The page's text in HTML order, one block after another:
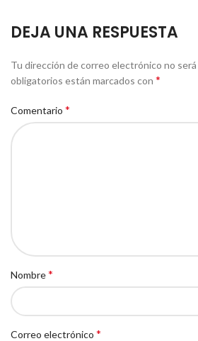
DEJA UNA RESPUESTA
Tu dirección de correo electrónico no será
obligatorios están marcados con *
Comentario *
Nombre*
Correo electrónico *